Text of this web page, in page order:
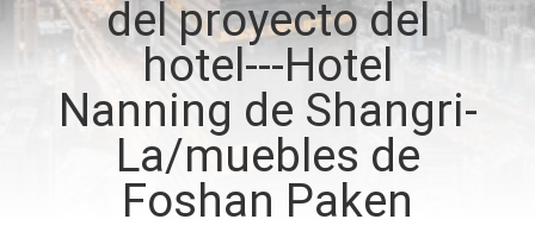
CONTROL
CALIDAD
ÉNTRENOS
del proyecto del
hotel---Hotel
Nanning de Shangri-
La/muebles de
Foshan Paken